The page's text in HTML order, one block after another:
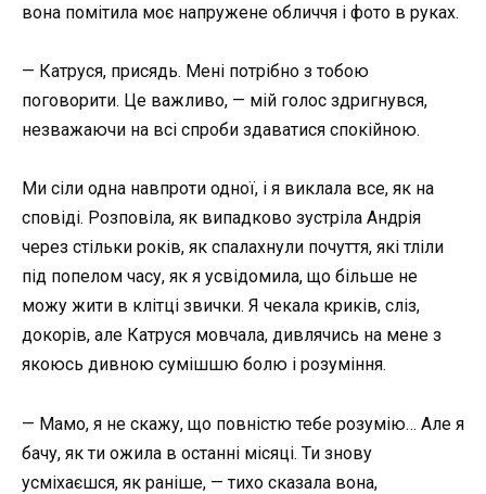
вона помітила моє напружене обличчя і фото в руках.
— Катруся, присядь. Мені потрібно з тобою
поговорити. Це важливо, — мій голос здригнувся,
незважаючи на всі спроби здаватися спокійною.
Ми сіли одна навпроти одної, і я виклала все, як на
сповіді. Розповіла, як випадково зустріла Андрія
через стільки років, як спалахнули почуття, які тліли
під попелом часу, як я усвідомила, що більше не
можу жити в клітці звички. Я чекала криків, сліз,
докорів, але Катруся мовчала, дивлячись на мене з
якоюсь дивною сумішшю болю і розуміння.
— Мамо, я не скажу, що повністю тебе розумію… Але я
бачу, як ти ожила в останні місяці. Ти знову
усміхаєшся, як раніше, — тихо сказала вона,